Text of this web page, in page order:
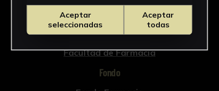
Ubicación
Facultad de Farmacia
Fondo
Aceptar
seleccionadas
Aceptar
todas